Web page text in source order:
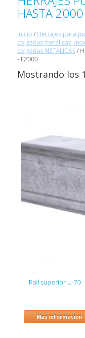
HASTA
Inicio / Herrajes para
colgadas metálicas,
colgadas METÁLICAS/
- E2000
Mostrando los
Raíl superior U-70
Mas informacion